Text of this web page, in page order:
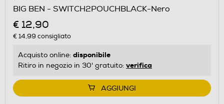
BIG BEN - SWITCH2POUCHBLACK-Nero
€ 12,90
€ 14,99 consigliato
Acquisto online: disponibile
Ritiro in negozio in 30' gratuito: verifica
AGGIUNGI